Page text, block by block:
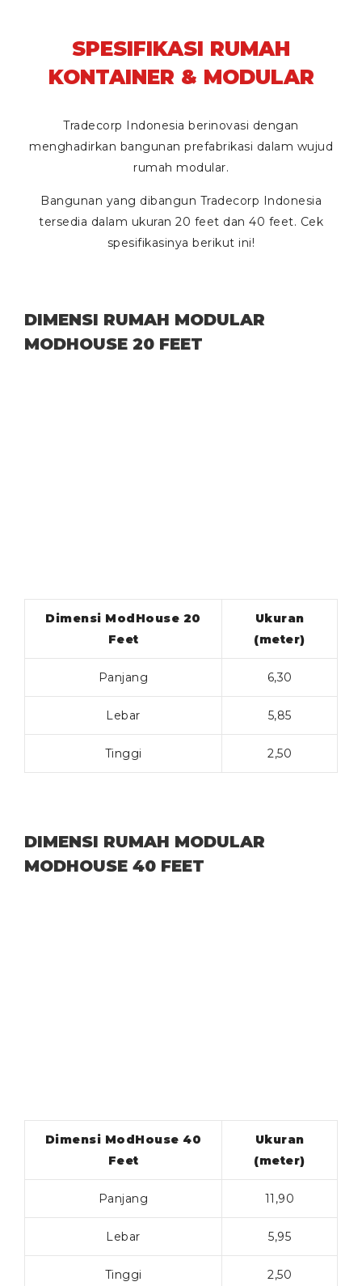
SPESIFIKASI RUMAH
KONTAINER & MODULAR
Tradecorp Indonesia berinovasi dengan
menghadirkan bangunan prefabrikasi dalam wujud
rumah modular.
Bangunan yang dibangun Tradecorp Indonesia
tersedia dalam ukuran 20 feet dan 40 feet. Cek
spesifikasinya berikut ini!
DIMENSI RUMAH MODULAR
MODHOUSE 20 FEET
Dimensi ModHouse 20
Feet
Ukuran
(meter)
Panjang 6,30
Lebar 5,85
Tinggi 2,50
DIMENSI RUMAH MODULAR
MODHOUSE 40 FEET
Dimensi ModHouse 40
Feet
Ukuran
(meter)
Panjang 11,90
Lebar 5,95
Tinggi 2,50